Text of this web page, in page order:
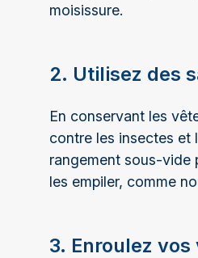
moisissure.
2. Utilisez des
En conservant les
contre les insectes et
rangement sous-vide
les empiler, comme
3. Enroulez